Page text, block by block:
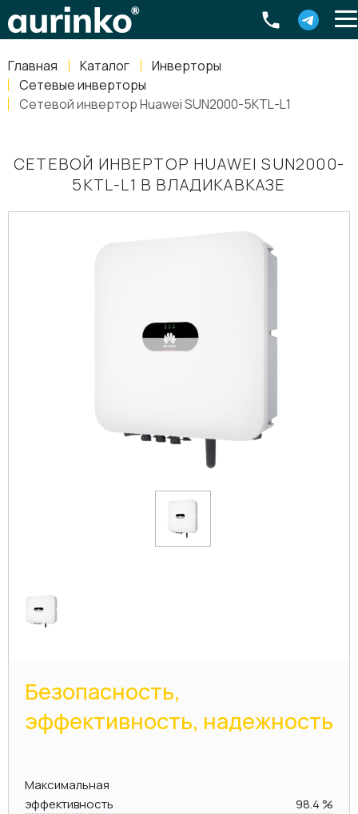
Главная Каталог
Инверторы
Сетевые инверторы
Сетевой инвертор Huawei SUN2000-5KTL-L1
СЕТЕВОЙ ИНВЕРТОР HUAWEI SUN2000-
5KTL-L1 В ВЛАДИКАВКАЗЕ
Безопасность,
эффективность, надежность
Максимальная
эффективность
98.4 %
Россия, Свердловская область Екатеринбург ,
8-800-770-79-40